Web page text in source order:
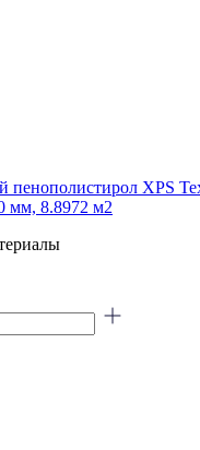
пенополистирол XPS
8.8972 м2